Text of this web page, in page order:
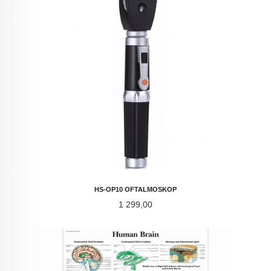
HS-OP10 OFTALMOSKOP
Pris
1 299,00